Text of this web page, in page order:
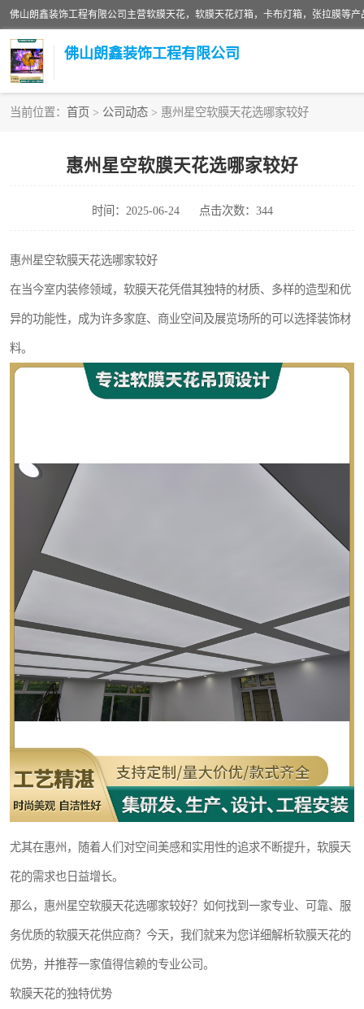
佛山朗鑫装饰工程有限公司
当前位置： 首页 > 公司动态 > 惠州星空软膜天花选哪家较好
惠州星空软膜天花选哪家较好
时间：2025-06-24 点击次数：344
惠州星空软膜天花选哪家较好
在当今室内装修领域，软膜天花凭借其独特的材质、多样的造型和优
异的功能性，成为许多家庭、商业空间及展览场所的可以选择装饰材
料。
尤其在惠州，随着人们对空间美感和实用性的追求不断提升，软膜天
花的需求也日益增长。
那么，惠州星空软膜天花选哪家较好？如何找到一家专业、可靠、服
务优质的软膜天花供应商？今天，我们就来为您详细解析软膜天花的
优势，并推荐一家值得信赖的专业公司。
软膜天花的独特优势